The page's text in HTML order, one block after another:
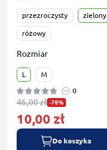
przezroczysty zielony
różowy
Rozmiar
L M
0
46,00 zł -78%
10,00 zł
Do koszyka